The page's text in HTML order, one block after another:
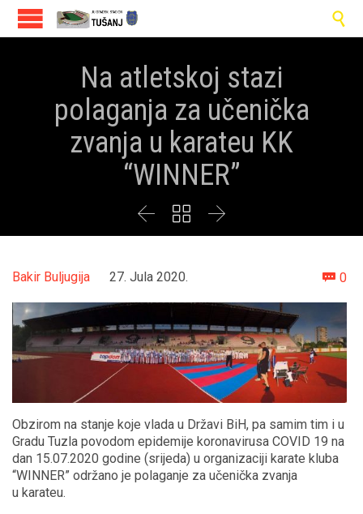

Na atletskoj stazi
polaganja za učenička
zvanja u karateu KK
“WINNER”
  
Bakir Buljugija 27. Jula 2020.  0
Obzirom na stanje koje vlada u Državi BiH, pa samim tim i u
Gradu Tuzla povodom epidemije koronavirusa COVID 19 na
dan 15.07.2020 godine (srijeda) u organizaciji karate kluba
“WINNER” održano je polaganje za učenička zvanja
u karateu.